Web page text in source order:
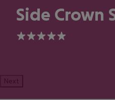
Side Crown
5
Next